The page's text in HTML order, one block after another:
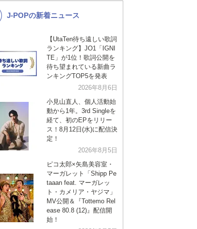
K-POP 演歌・歌謡
洋楽
ディズニー
J-POPの新着ニュース
【UtaTen待ち遠しい歌詞
ランキング】JO1「IGNI
TE」が1位！歌詞公開を
待ち望まれている新曲ラ
ンキングTOP5を発表
2026年8月6日
小見山直人、個人活動始
動から1年。3rd Singleを
経て、初のEPをリリー
ス！8月12日(水)に配信決
定！
2026年8月5日
ピコ太郎×矢島美容室・
マーガレット「Shipp Pe
taaan feat. マーガレッ
ト・カメリア・ヤジマ」
MV公開＆『Tottemo Rel
ease 80.8 (12)』配信開
始！